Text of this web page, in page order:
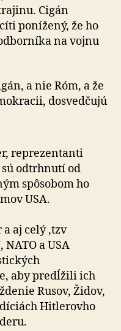
Cigán
ponížený, že ho
na vojnu
a nie Róm, a že
dosvedčujú
reprezentanti
odtrhnutí od
spôsobom ho
USA.
aj celý ‚tzv
NATO a USA
aby predĺžili ich
Rusov, Židov,
Hitlerovho